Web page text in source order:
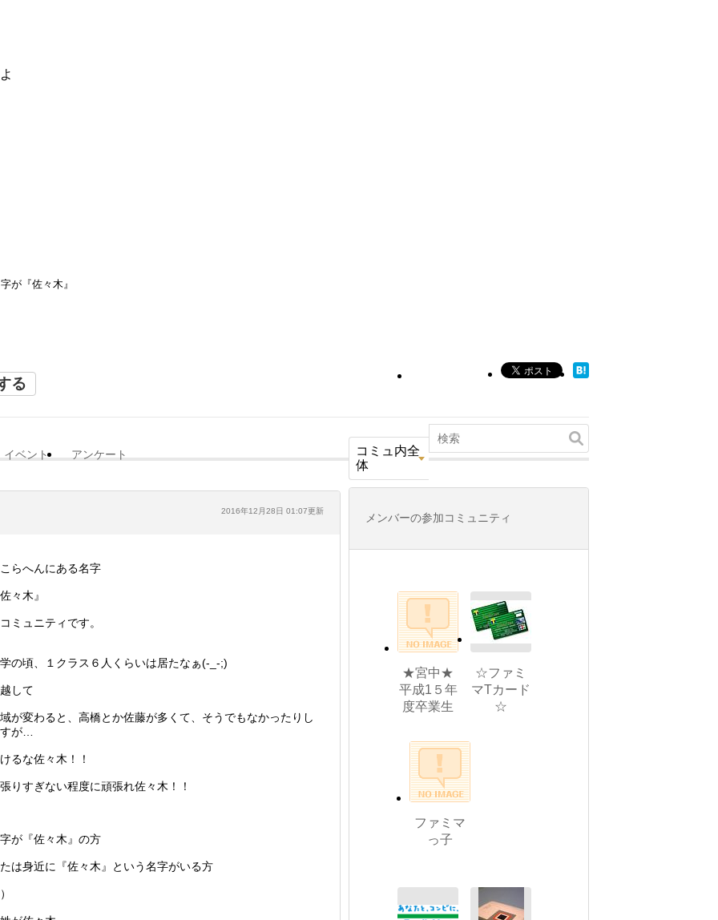
が『佐々木』
る
イベント アンケート
コミュ内全
体
2016年12月28日 01:07更新
らへんにある名字
々木』
ミュニティです。
の頃、１クラス６人くらいは居たなぁ(-_-;)
して
が変わると、高橋とか佐藤が多くて、そうでもなかったりし
が…
るな佐々木！！
りすぎない程度に頑張れ佐々木！！
が『佐々木』の方
は身近に『佐々木』という名字がいる方
メンバーの参加コミュニティ
★宮中★
平成1５年
度卒業生
☆ファミ
マTカード
☆
ファミマ
っ子